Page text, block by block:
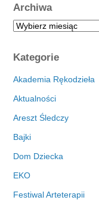
Archiwa
A
h
i
a
Kategorie
Akademia Rękodzieła
Aktualności
Areszt Śledczy
Bajki
Dom Dziecka
EKO
Festiwal Arteterapii